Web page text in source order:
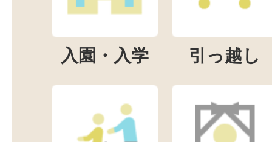
入園・入学 引っ越し